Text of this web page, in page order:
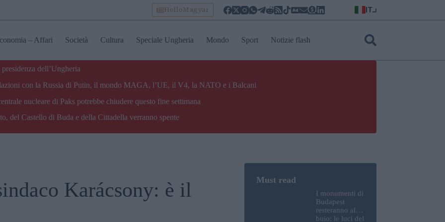
HelloMagyar IT
– Affari Società Cultura Speciale Ungheria Mondo Sport Notizie flash
dell’Ungheria
con la Russia di Putin, il mondo MAGA, l’UE, il V4, la NATO e i Balcani
nucleare di Paks potrebbe chiudere questo fine settimana
del Castello di Buda e della Cittadella verranno spente
Karácsony: è il
I monumenti di
Budapest
resteranno al
buio: le luci del